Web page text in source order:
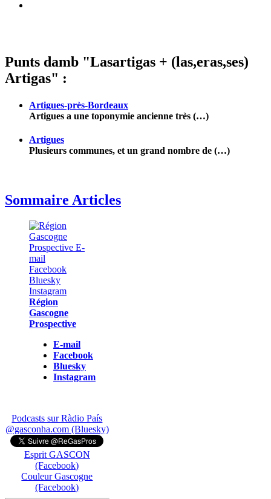
Punts damb "Lasartigas + (las,eras,ses)
Artigas" :
Artigues-près-Bordeaux
Artigues a une toponymie ancienne très (…)
Artigues
Plusieurs communes, et un grand nombre de (…)
Sommaire Articles
Région
Gascogne
Prospective
E-mail
Facebook
Bluesky
Instagram
Podcasts sur Ràdio País
@gasconha.com (Bluesky)
Esprit GASCON
(Facebook)
Couleur Gascogne
(Facebook)